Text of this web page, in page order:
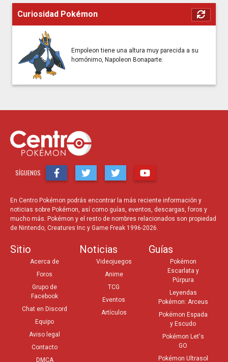
Investigaciones de todo tipo de Extraños Misterios Pokémon
investigando los misterios Pokémon que ocurren en la ciudad,
e interactuando con los espectadores.
Dramatización de Batalla de
Cartas Pokémon XY
ポケカXYネタバトル
Varios comediantes realizan cada uno una obra de teatro
El Director Robin muestra a los espectadores cómo
realizar bolas de arroz con el estilo de un Pokémon
¡Tarea para Toda la Familia! Misión
家族で宿題！ ポケテレ
Varias familias participan en una tarea especial dada por los
anfitriones, debiendo resolverla en un Centro Pokémon y antes
con premios de dicho centro.
El Camino de Kyosuke a
convertirse en una Estrella del
Concurso
春日のコンテストスタ
Kyosuke participa en concursos por todo Japón para llegar a
ser una estrella de los concursos, igual que los jugadores
pueden serlo en los juegos de ORAS luego de ganar los cinco
tipos en rango Maestro.
Curiosidad Pokémon
Empoleon tiene una altura muy parecida a su
homónimo, Napoleon Bonaparte.
SÍGUENOS
En Centro Pokémon podrás encontrar la más reciente información y
noticias sobre Pokémon, así como guías, eventos, descargas, foros y
mucho más. Pokémon y el resto de nombres relacionados son propiedad
de Nintendo, Creatures Inc y Game Freak 1996-2026.
Sitio
Acerca de
Foros
Grupo de
Facebook
Chat en Discord
Equipo
Aviso legal
Contacto
DMCA
Noticias
Videojuegos
Anime
TCG
Eventos
Artículos
Guías
Pokémon
Escarlata y
Púrpura
Leyendas
Pokémon: Arceus
Pokémon Espada
y Escudo
Pokémon Let's
GO
Pokémon Ultrasol